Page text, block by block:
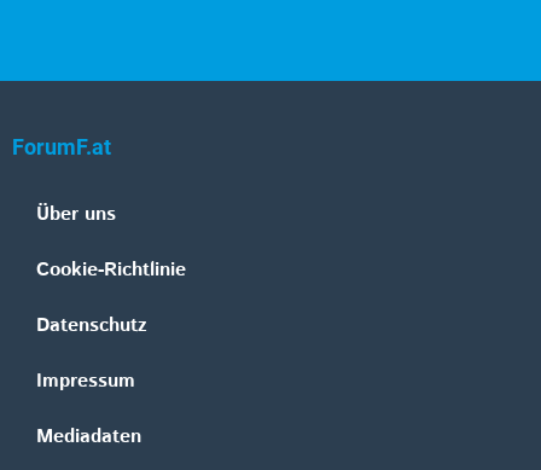
ForumF.at
Über uns
Cookie-Richtlinie
Datenschutz
Impressum
Mediadaten